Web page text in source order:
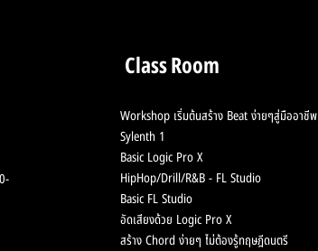
Class Room
Workshop เริ่มต้นสร้าง Beat ง่ายๆสู่มืออาชีพ
Sylenth 1
Basic Logic Pro X
HipHop/Drill/R&B - FL Studio
Basic FL Studio
อัดเสียงด้วย Logic Pro X
สร้าง Chordง่ายๆ ไม่ต้องรู้ทฤษฎีดนตรี